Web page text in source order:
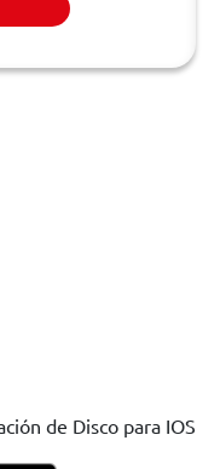
de Disco para IOS